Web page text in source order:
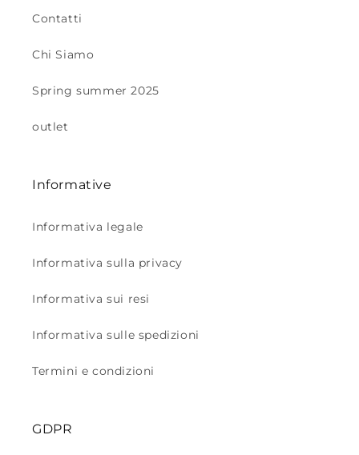
Contatti
Chi Siamo
Spring summer 2025
outlet
Informative
Informativa legale
Informativa sulla privacy
Informativa sui resi
Informativa sulle spedizioni
Termini e condizioni
GDPR